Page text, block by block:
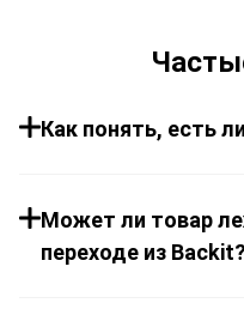
Как понять, есть
Может ли товар
переходе из Backit?